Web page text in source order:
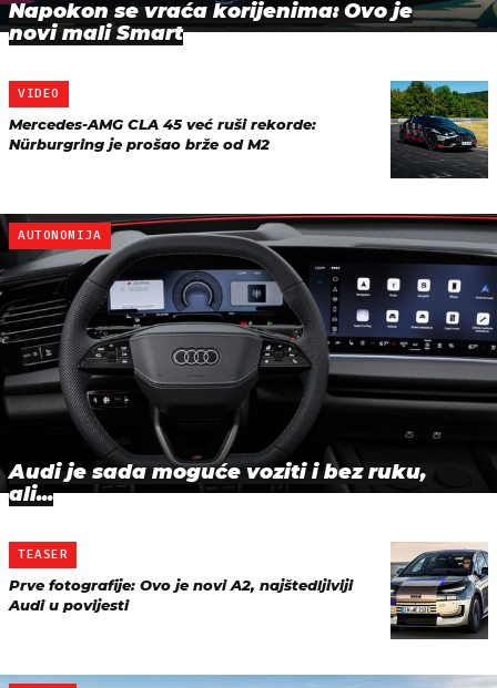
Napokon se vraća korijenima: Ovo je
novi mali Smart
VIDEO
Mercedes-AMG CLA 45 već ruši rekorde:
Nürburgring je prošao brže od M2
AUTONOMIJA
Audi je sada moguće voziti i bez ruku,
ali...
TEASER
Prve fotografije: Ovo je novi A2, najštedljiviji
Audi u povijesti